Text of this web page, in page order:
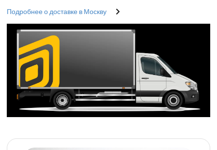
Подробнее о доставке в Москву